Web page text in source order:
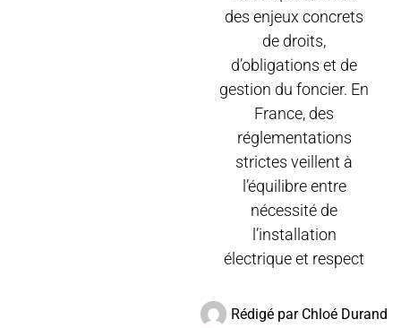
des enjeux concrets
de droits,
d’obligations et de
gestion du foncier. En
France, des
réglementations
strictes veillent à
l’équilibre entre
nécessité de
l’installation
électrique et respect
Rédigé par Chloé Durand